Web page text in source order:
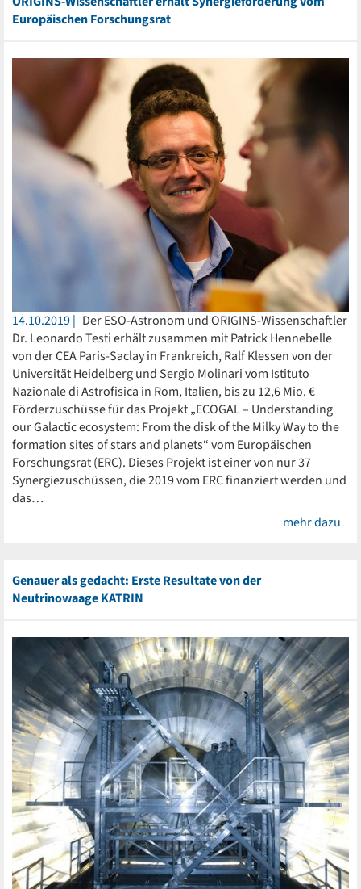
Europäischen Forschungsrat
14.10.2019
Der ESO-Astronom und ORIGINS-Wissenschaftler
Dr. Leonardo Testi erhält zusammen mit Patrick Hennebelle
von der CEA Paris-Saclay in Frankreich, Ralf Klessen von der
Universität Heidelberg und Sergio Molinari vom Istituto
Nazionale di Astrofisica in Rom, Italien, bis zu 12,6 Mio. €
Förderzuschüsse für das Projekt „ECOGAL – Understanding
our Galactic ecosystem: From the disk of the Milky Way to the
formation sites of stars and planets“ vom Europäischen
Forschungsrat (ERC). Dieses Projekt ist einer von nur 37
Synergiezuschüssen, die 2019 vom ERC finanziert werden und
das…
mehr dazu
Genauer als gedacht: Erste Resultate von der
Neutrinowaage KATRIN